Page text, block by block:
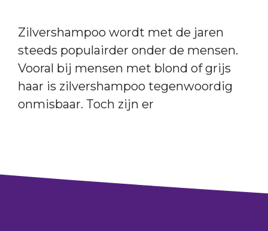
Zilvershampoo wordt met de jaren
steeds populairder onder de mensen.
Vooral bij mensen met blond of grijs
haar is zilvershampoo tegenwoordig
onmisbaar. Toch zijn er